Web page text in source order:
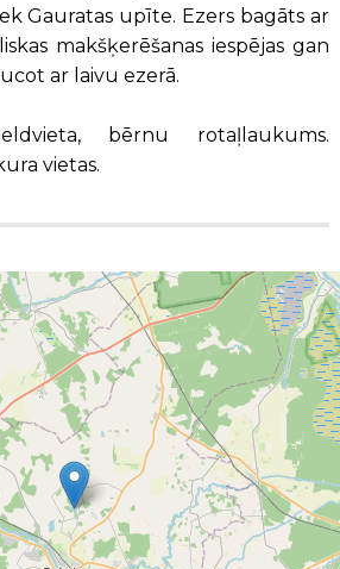
Gauratas upīte. Ezers bagāts ar
makšķerēšanas iespējas gan
ar laivu ezerā.
bērnu rotaļlaukums.
vietas.